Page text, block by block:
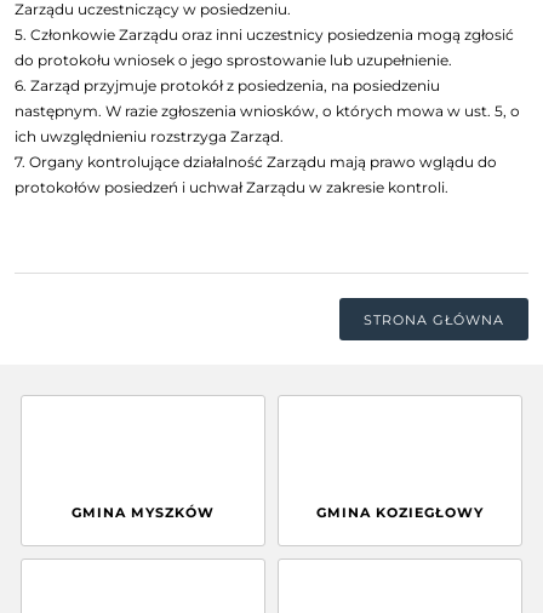
Zarządu uczestniczący w posiedzeniu.
5. Członkowie Zarządu oraz inni uczestnicy posiedzenia mogą zgłosić
do protokołu wniosek o jego sprostowanie lub uzupełnienie.
6. Zarząd przyjmuje protokół z posiedzenia, na posiedzeniu
następnym. W razie zgłoszenia wniosków, o których mowa w ust. 5, o
ich uwzględnieniu rozstrzyga Zarząd.
7. Organy kontrolujące działalność Zarządu mają prawo wglądu do
protokołów posiedzeń i uchwał Zarządu w zakresie kontroli.
STRONA GŁÓWNA
GMINA MYSZKÓW GMINA KOZIEGŁOWY